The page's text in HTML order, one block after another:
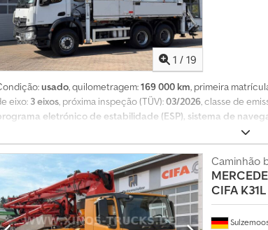
página no Facebook.
1 / 19
usado, quilometragem:169 000 km, primeira
eixo: 3 eixos, próxima inspeção (TÜV):03/2026, classe de
eletrónico de estabilidade (ESP), sistema de
autopropulsada Schwing Dcedpfxozlzibo Ab Aok MB Arocs 6x4
Veículo em perfeitas condições SCHWING KVM S24X
imediato Tampa do funil Válvula de aperto Limpeza de alta
as informações são fornecidas sem garantia e não nos
Venda apenas a clientes comerciais. As fotografias
Caminhão
CIFA